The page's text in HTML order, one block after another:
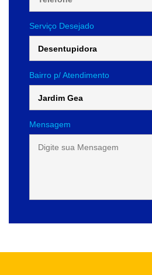
Serviço Desejado
Bairro p/ Atendimento
Mensagem